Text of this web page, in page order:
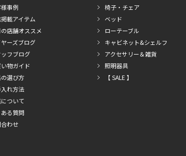
事例
載アイテム
店舗オススメ
ーズブログ
ッフブログ
物ガイド
選び方
れ方法
ついて
る質問
わせ
椅子・チェア
ベッド
ローテーブル
キャビネット&シェルフ
アクセサリー＆雑貨
照明器具
【 SALE 】